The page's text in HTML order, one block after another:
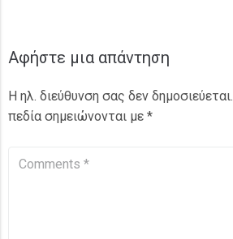
Αφήστε μια απάντηση
Η ηλ. διεύθυνση σας δεν δημοσιεύεται.
πεδία σημειώνονται με *